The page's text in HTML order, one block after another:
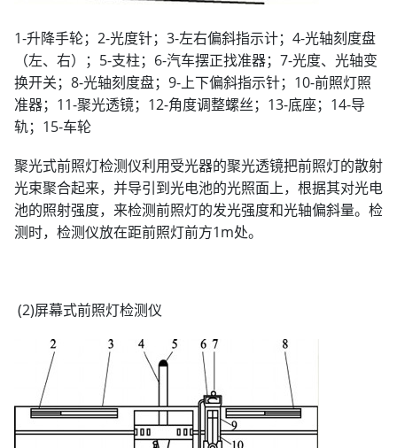
1-升降手轮；2-光度针；3-左右偏斜指示计；4-光轴刻度盘
（左、右）；5-支柱；6-汽车摆正找准器；7-光度、光轴变
换开关；8-光轴刻度盘；9-上下偏斜指示针；10-前照灯照
准器；11-聚光透镜；12-角度调整螺丝；13-底座；14-导
轨；15-车轮
聚光式前照灯检测仪利用受光器的聚光透镜把前照灯的散射
光束聚合起来，并导引到光电池的光照面上，根据其对光电
池的照射强度，来检测前照灯的发光强度和光轴偏斜量。检
测时，检测仪放在距前照灯前方1m处。
(2)屏幕式前照灯检测仪